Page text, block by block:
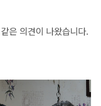
은 의견이 나왔습니다.